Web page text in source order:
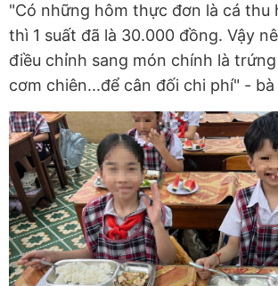
"Có những hôm thực đơn là cá thu
thì 1 suất đã là 30.000 đồng. Vậy
điều chỉnh sang món chính là
cơm chiên...để cân đối chi phí" - bà